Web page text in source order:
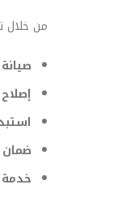
من خلال
ضمان
خدمة